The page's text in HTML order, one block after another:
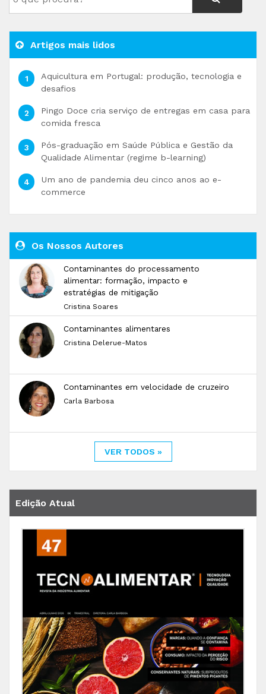
Artigos mais lidos
Aquicultura em Portugal: produção, tecnologia e
desafios
Pingo Doce cria serviço de entregas em casa para
comida fresca
Pós-graduação em Saúde Pública e Gestão da
Qualidade Alimentar (regime b-learning)
Um ano de pandemia deu cinco anos ao e-
commerce
Os Nossos Autores
Contaminantes do processamento
alimentar: formação, impacto e
estratégias de mitigação
Cristina Soares
Contaminantes alimentares
Cristina Delerue-Matos
Contaminantes em velocidade de cruzeiro
Carla Barbosa
VER TODOS »
Edição Atual